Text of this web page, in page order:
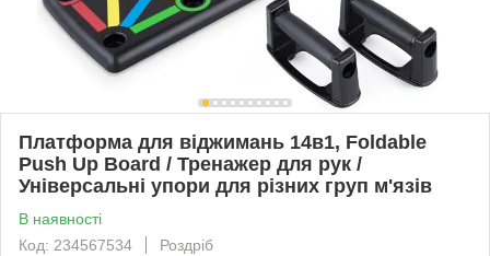
Платформа для віджимань 14в1, Foldable
Push Up Board / Тренажер для рук /
Універсальні упори для різних груп м'язів
В наявності
Код: 234567534
Роздріб